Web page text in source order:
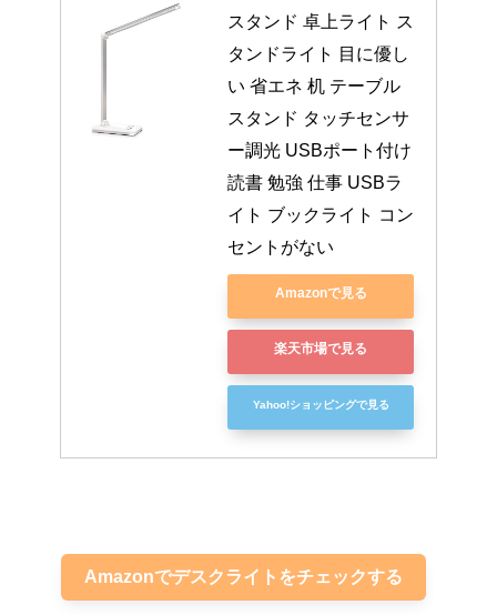
スタンド 卓上ライト ス
タンドライト 目に優し
い 省エネ 机 テーブル
スタンド タッチセンサ
ー調光 USBポート付け
読書 勉強 仕事 USBラ
イト ブックライト コン
セントがない
Amazonで見る
楽天市場で見る
Yahoo!ショッピングで見る
Amazonでデスクライトをチェックする